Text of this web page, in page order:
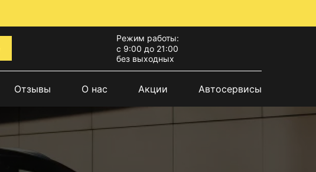
Режим работы:
с 9:00 до 21:00
без выходных
Отзывы О нас Акции Автосервисы